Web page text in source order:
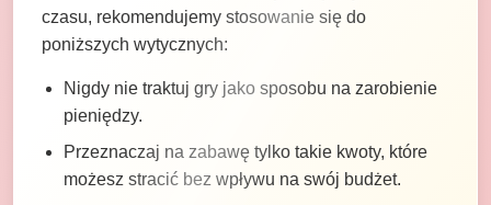
czasu, rekomendujemy stosowanie się do
poniższych wytycznych:
Nigdy nie traktuj gry jako sposobu na zarobienie
pieniędzy.
Przeznaczaj na zabawę tylko takie kwoty, które
możesz stracić bez wpływu na swój budżet.